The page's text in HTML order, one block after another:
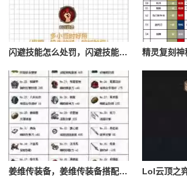
闪避技能怎么处罚，闪避技能怎么处罚队友
姜维传装备，姜维传装备搭配一览表最新